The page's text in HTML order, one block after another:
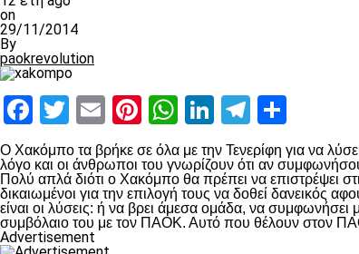
on
29/11/2014
By
paokrevolution
Facebook
Twitter
EmailPinterest
WhatsApp
LinkedIn
Telegram
Ο Χακόμπο τα βρήκε σε όλα με την Τενερίφη για να
λόγο και οι άνθρωποι του γνωρίζουν ότι αν
Πολύ απλά διότι ο Χακόμπο θα πρέπει να επιστρέψει
δικαιωμένοι για την επιλογή τους να δοθεί δανεικός
είναι οι λύσεις: ή να βρει άμεσα ομάδα, να
συμβόλαιο του με τον ΠΑΟΚ. Αυτό που θέλουν στον
Advertisement